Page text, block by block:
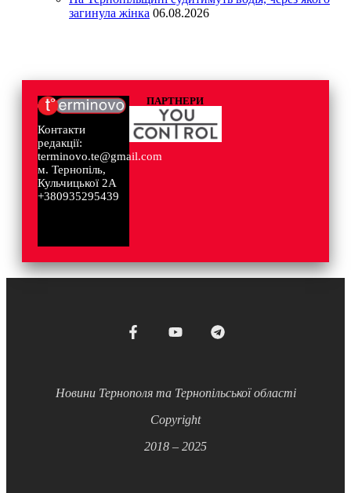
загинула жінка 06.08.2026
Контакти
редакції:
terminovo.te@gmail.com
м. Тернопіль,
Кульчицької 2А
+380935295439
ПАРТНЕРИ
Новини Тернополя та Тернопільської області
Copyright
2018 – 2025